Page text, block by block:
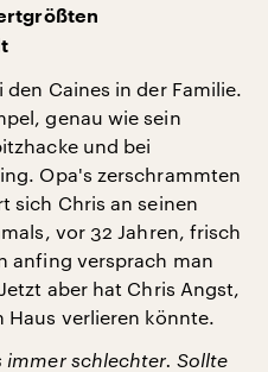
Caines in der Familie.
genau wie sein
und bei
Opa's zerschrammten
sich Chris an seinen
vor 32 Jahren, frisch
anfing versprach man
aber hat Chris Angst,
Haus verlieren könnte.
immer schlechter. Sollte